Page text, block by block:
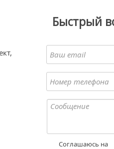
Быстрый
Соглашаюсь на